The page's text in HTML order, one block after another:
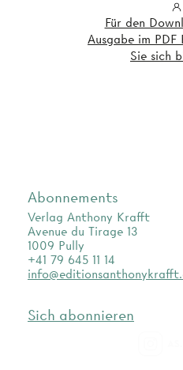
Für den
Ausgabe im PDF
Sie sich
Abonnements
Verlag Anthony Krafft
Avenue du Tirage 13
1009 Pully
+41 79 645 11 14
Sich abonnieren